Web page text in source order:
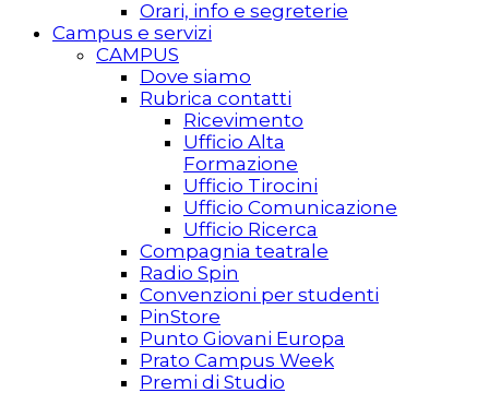
Orari, info e segreterie
Campus e servizi
CAMPUS
Dove siamo
Rubrica contatti
Ricevimento
Ufficio Alta
Formazione
Ufficio Tirocini
Ufficio Comunicazione
Ufficio Ricerca
Compagnia teatrale
Radio Spin
Convenzioni per studenti
PinStore
Punto Giovani Europa
Prato Campus Week
Premi di Studio